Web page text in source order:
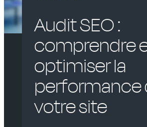
Audit SEO :
comprendre
optimiser la
performance
votre site